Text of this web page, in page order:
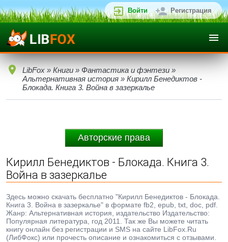
Войти Регистрация
LibFox » Книги » Фантастика и фэнтези »
Альтернативная история » Кирилл Бенедиктов -
Блокада. Книга 3. Война в зазеркалье
Авторские права
Кирилл Бенедиктов - Блокада. Книга 3.
Война в зазеркалье
Здесь можно скачать бесплатно "Кирилл Бенедиктов - Блокада.
Книга 3. Война в зазеркалье" в формате fb2, epub, txt, doc, pdf.
Жанр: Альтернативная история, издательство Издательство:
Популярная литература, год 2011. Так же Вы можете читать
книгу онлайн без регистрации и SMS на сайте LibFox.Ru
(ЛибФокс) или прочесть описание и ознакомиться с отзывами.